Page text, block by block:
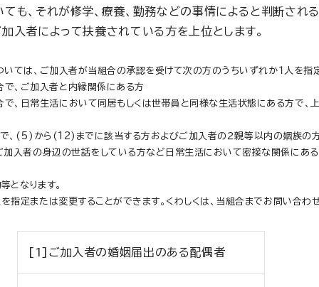
も、それが修学、療養、勤務などの事情によると判断され
入者によって扶養されている方を上位とします。
ては、ご加入者が当組合の承認を受けて次の方のうちいずれか１人を指
、ご加入者と内縁関係にある方
、日常生活において同居もしくは世帯員と同様な生活状態にある方で
(5)から(12)までに該当する方およびご加入者の２親等以内の姻族の
入者の身辺の世話をしている方など日常生活において密接な関係にあ
となります。
定または変更することができます。くわしくは、当組合までお問い合わ
[1]ご加入者の婚姻届出のある配偶者